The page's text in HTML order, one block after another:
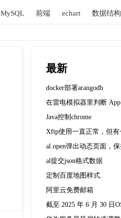
MySQL 前端 echart 数据结构
最新
docker部署arangodb
Java控制chrome
al提交json格式数据
定制百度地图样式
阿里云免费邮箱